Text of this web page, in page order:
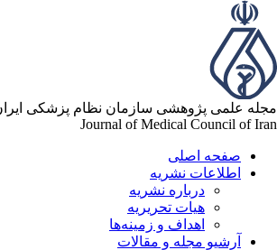
علمی پژوهشی سازمان نظام پزشکی ایران
Journal of Medical Council of
صفحه اصلی
اطلاعات نشریه
درباره نشریه
هیات تحریریه
اهداف و زمینه‌ها
آرشیو مجله و مقالات